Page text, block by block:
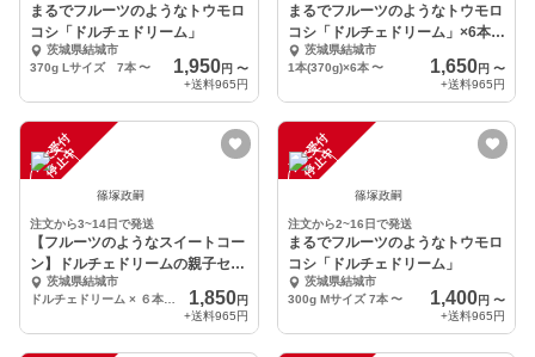
まるでフルーツのようなトウモロ
コシ「ドルチェドリーム」
茨城県結城市
370g Lサイズ 7本〜 1,950円 〜
+送料965円
まるでフルーツのようなトウモロ
コシ「ドルチェドリーム」×6本セ
ット茨城県結城市
1本(370g)×6本 〜 1,650円 〜
+送料965円
注
文
受
付
停
止
中
篠塚政嗣
注文から3~14日で発送
【フルーツのようなスイートコー
ン】ドルチェドリームの親子セッ
ト！茨城県結城市
1,850円
+送料965円
注
文
受
付
停
止
中
篠塚政嗣
注文から2~16日で発送
まるでフルーツのようなトウモロ
コシ「ドルチェドリーム」
茨城県結城市
300g Mサイズ 7本 〜 1,400円 〜
+送料965円